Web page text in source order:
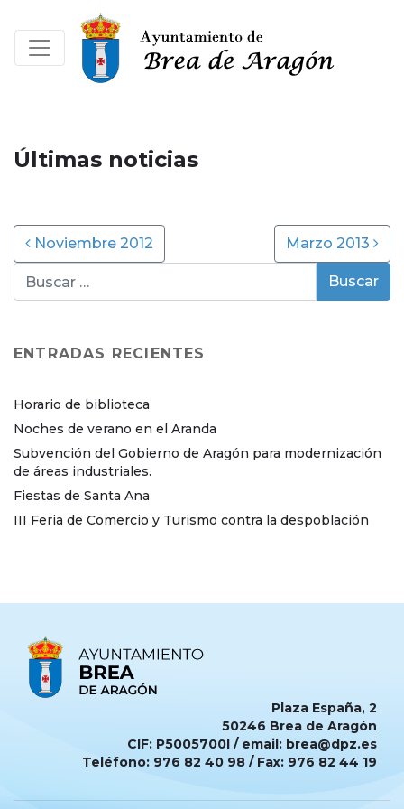
Últimas noticias
Post navigation
Noviembre 2012 Marzo 2013
ENTRADAS RECIENTES
Horario de biblioteca
Noches de verano en el Aranda
Subvención del Gobierno de Aragón para modernización
de áreas industriales.
Fiestas de Santa Ana
III Feria de Comercio y Turismo contra la despoblación
Plaza España, 2
50246 Brea de Aragón
CIF: P5005700I / email: brea@dpz.es
Teléfono: 976 82 40 98 / Fax: 976 82 44 19